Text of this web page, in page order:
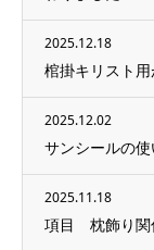
2025.12.18
棺掛キリスト
2025.12.02
サンシールの
2025.11.18
項目 枕飾り関